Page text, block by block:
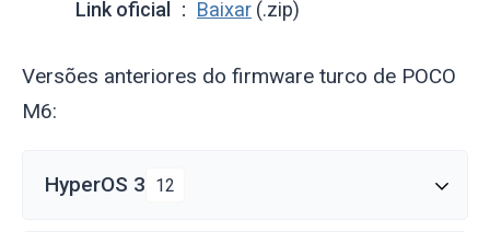
Link oficial
Baixar (.zip)
Versões anteriores do firmware turco de POCO
M6:
HyperOS 3 12